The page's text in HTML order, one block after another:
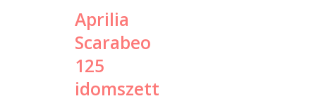
Aprilia
Scarabeo
125
idomszett